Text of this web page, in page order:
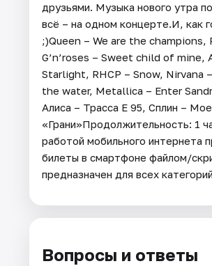
друзьями. Музыка нового утра
всё – на одном концерте.И, как
;)Queen – We are the champions,
G’n’roses – Sweet child of
Starlight, RHCP – Snow, Nirvana
the water, Metallica – Enter
Алиса – Трасса Е 95, Сплин –
«Грани»Продолжительность: 1
работой мобильного интернета
билеты в смартфоне файлом/
предназначен для всех
Вопросы и ответы